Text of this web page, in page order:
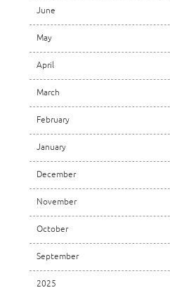
June
May
April
March
February
January
December
November
October
September
2025